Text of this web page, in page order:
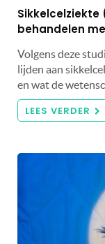
behandelen
Volgens deze
lijden aan
en wat de
LEES VERDER